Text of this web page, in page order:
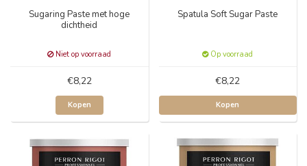
Sugaring Paste met hoge
dichtheid
Niet op voorraad
€8,22
Kopen
Spatula Soft Sugar Paste
Op voorraad
€8,22
Kopen